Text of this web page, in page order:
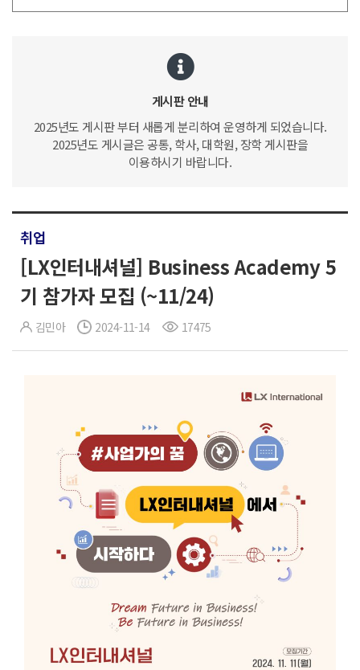
게시판 안내
2025년도 게시판 부터 새롭게 분리하여 운영하게 되었습니다.
2025년도 게시글은 공통, 학사, 대학원, 장학 게시판을
이용하시기 바랍니다.
취업
[LX인터내셔널] Business Academy 5
기 참가자 모집 (~11/24)
김민아 2024-11-14 17475